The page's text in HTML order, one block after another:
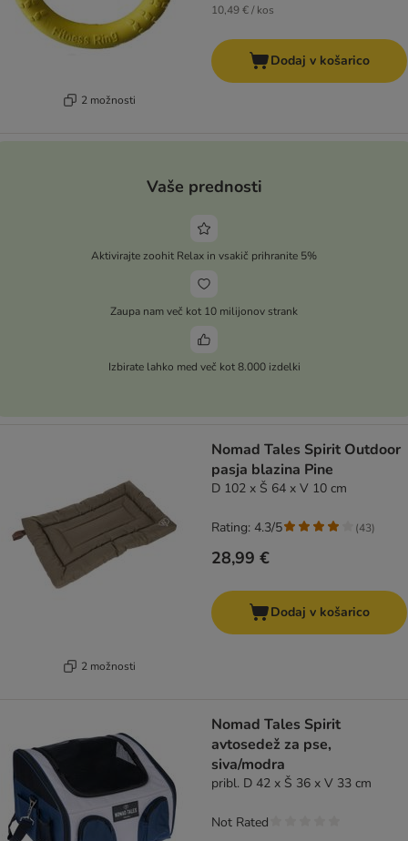
2 možnosti
10,49 € / kos
Dodaj v košarico
Vaše prednosti
Aktivirajte zoohit Relax in vsakič prihranite 5%
Zaupa nam več kot 10 milijonov strank
Izbirate lahko med več kot 8.000 izdelki
2 možnosti
Nomad Tales Spirit Outdoor
pasja blazina Pine
D 102 x Š 64 x V 10 cm
28,99 €
Rating: 4.3/5 (43)
Dodaj v košarico
Nomad Tales Spirit
avtosedež za pse,
siva/modra
pribl. D 42 x Š 36 x V 33 cm
Not Rated